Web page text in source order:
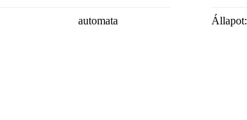
automata Állapot: